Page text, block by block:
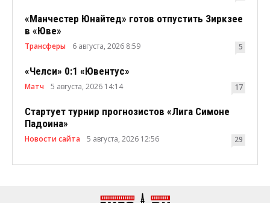
«Манчестер Юнайтед» готов отпустить Зиркзее
в «Юве»
Трансферы 6 августа, 2026 8:59 5
«Челси» 0:1 «Ювентус»
Матч 5 августа, 2026 14:14 17
Стартует турнир прогнозистов «Лига Симоне
Падоина»
Новости сайта 5 августа, 2026 12:56 29